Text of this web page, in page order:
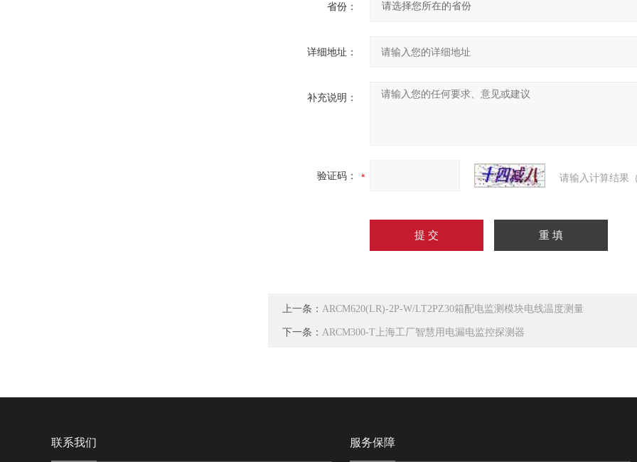
省份：
详细地址：
补充说明：
验证码： 请输入计算结果
上一条： ARCM620(LR)-2P-W/LT2PZ30箱配电监测模块电线温度测量
下一条： ARCM300-T上海工厂智慧用电漏电监控探测器
联系我们 服务保障